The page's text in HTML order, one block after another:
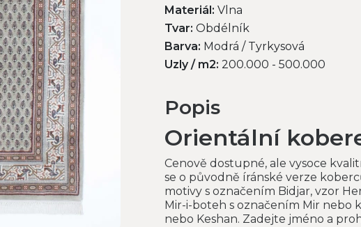
Materiál: Vlna
Tvar: Obdélník
Barva: Modrá / Tyrkysová
Uzly / m2: 200.000 - 500.000
Popis
Orientální
Cenově dostupné, ale vysoce
se o původně íránské verze
motivy s označením Bidjar, vzor
Mir-i-boteh s označením Mir nebo
nebo Keshan. Zadejte jméno a